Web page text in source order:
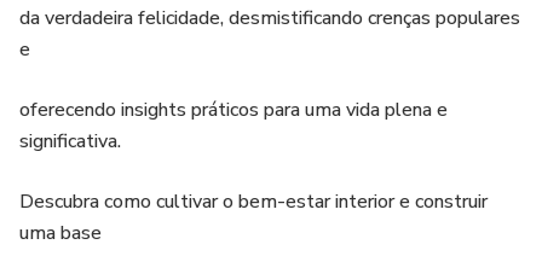
da verdadeira felicidade, desmistificando crenças populares
e
oferecendo insights práticos para uma vida plena e
significativa.
Descubra como cultivar o bem-estar interior e construir
uma base